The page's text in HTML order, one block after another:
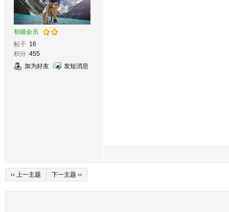
初级会员
帖子 16
积分 455
加为好友
发短消息
‹‹ 上一主题 下一主题 ››